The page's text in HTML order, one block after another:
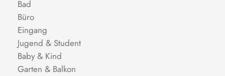
Bad
Büro
Eingang
Jugend & Student
Baby & Kind
Garten & Balkon